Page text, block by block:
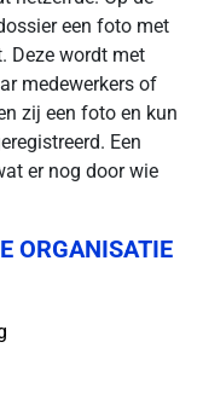
een foto met
Deze wordt met
medewerkers of
zij een foto en kun
Een
er nog door wie
ORGANISATIE